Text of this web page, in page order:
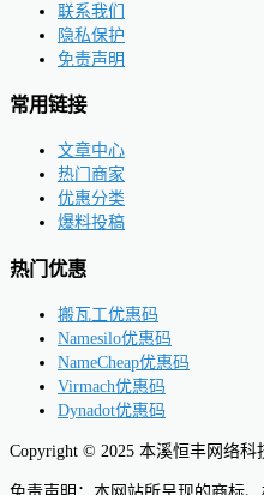
联系我们
隐私保护
免责声明
常用链接
文章中心
热门商家
优惠分类
爆料投稿
热门优惠
搬瓦工优惠码
Namesilo优惠码
NameCheap优惠码
Virmach优惠码
Dynadot优惠码
Copyright © 2025 本溪恒丰网络科